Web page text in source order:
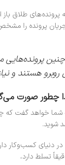
طلاق
پرونده را
پرونده‌هایی
هستند و نیاز
چطور صورت
به شما خواهد گفت
شوید.
دنیای کسب‌وکار
تسلط دارد،